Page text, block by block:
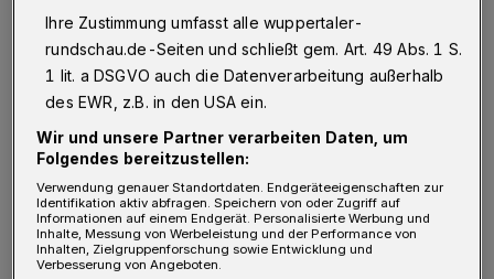
U nd das seit genau 50 Jahren.
Seit 1967 sammeln die Hobby-Forscher in und
Ihre Zustimmung umfasst alle wuppertaler-
rundschau.de-Seiten und schließt gem. Art. 49 Abs. 1 S.
1 lit. a DSGVO auch die Datenverarbeitung außerhalb
des EWR, z.B. in den USA ein.
Wir und unsere Partner verarbeiten Daten, um
Folgendes bereitzustellen:
Verwendung genauer Standortdaten. Endgeräteeigenschaften zur
Identifikation aktiv abfragen. Speichern von oder Zugriff auf
Informationen auf einem Endgerät. Personalisierte Werbung und
Inhalte, Messung von Werbeleistung und der Performance von
Inhalten, Zielgruppenforschung sowie Entwicklung und
Verbesserung von Angeboten.